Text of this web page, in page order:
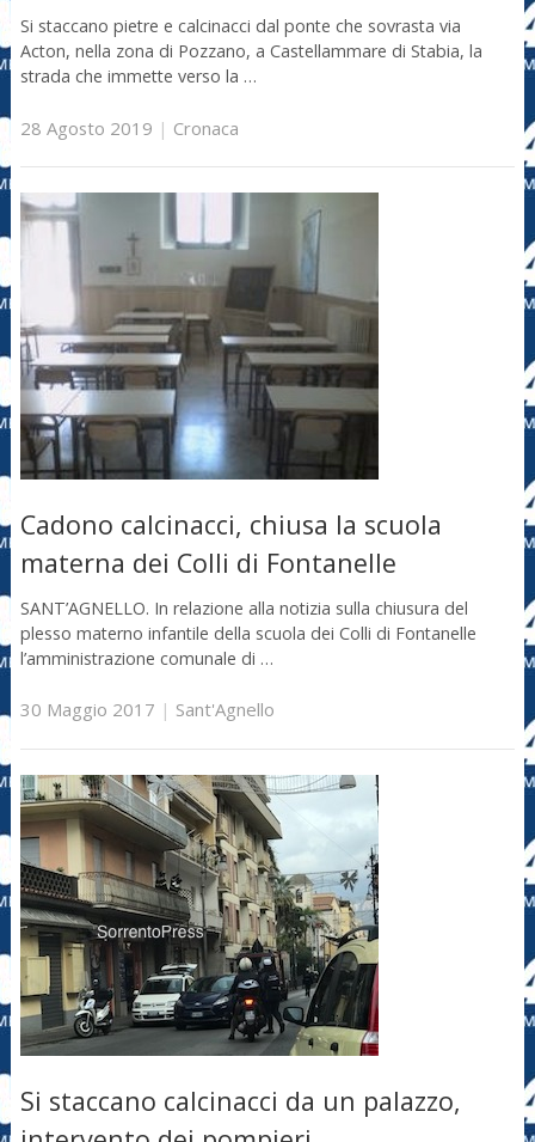
Si staccano pietre e calcinacci dal ponte che sovrasta via
Acton, nella zona di Pozzano, a Castellammare di Stabia, la
strada che immette verso la …
28 Agosto 2019 | Cronaca
Cadono calcinacci, chiusa la scuola
materna dei Colli di Fontanelle
SANT’AGNELLO. In relazione alla notizia sulla chiusura del
plesso materno infantile della scuola dei Colli di Fontanelle
l’amministrazione comunale di …
30 Maggio 2017 | Sant'Agnello
Si staccano calcinacci da un palazzo,